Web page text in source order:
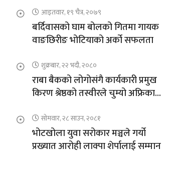
आइतवार, १९ चैत्र, २०७९
बर्दिवासको घाम बोलको गितमा गायक
वाङछिरीङ भोटियाको अर्को सफलता
शुक्रबार, २२ भदौ, २०८०
राबा बैकको लोगोसंगै कार्यकारी प्रमुख
किरण श्रेष्ठको तस्वीरले चुम्यो अफ्रिकाको
सोमवार, २८ साउन, २०८१
भोटखोला युवा सरोकार मञ्चले गर्यो
प्रख्यात आरोही लाक्पा शेर्पालाई सम्मान